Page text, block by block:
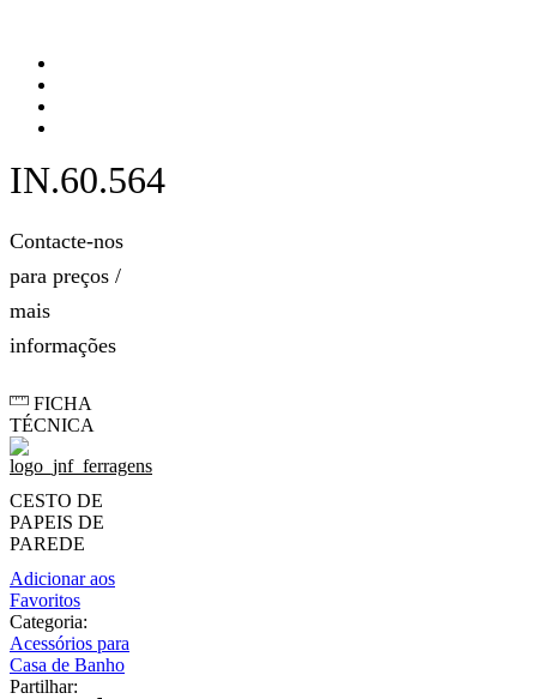
IN.60.564
Contacte-nos
para preços /
mais
informações
FICHA
TÉCNICA
CESTO DE
PAPEIS DE
PAREDE
Adicionar aos
Favoritos
Categoria:
Acessórios para
Casa de Banho
Partilhar: